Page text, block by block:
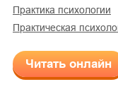
практика психологии
практическая
Читать онлайн